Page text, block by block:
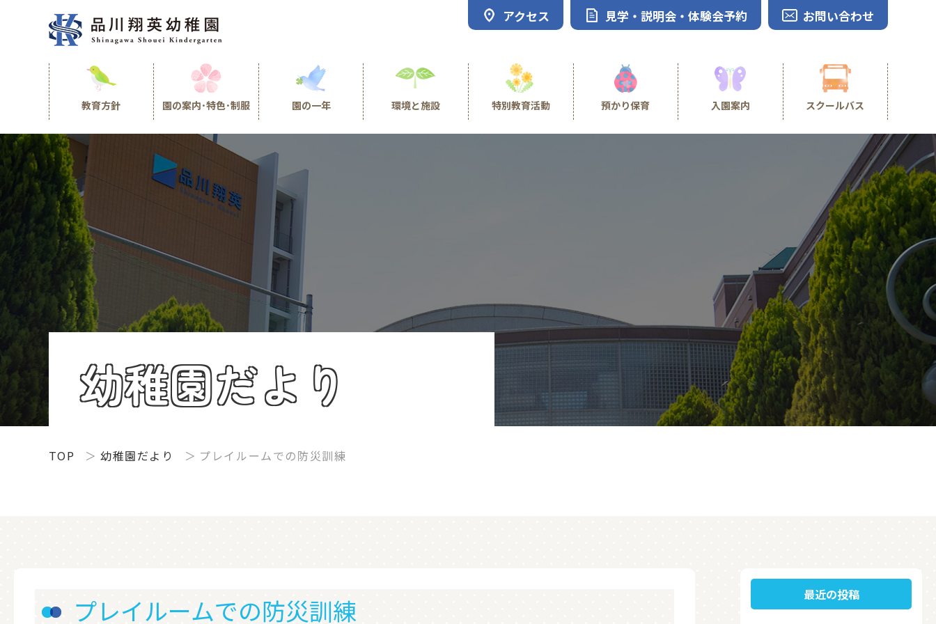
アクセス 見学・説明会・体験会予約 お問い合わせ
教育方針 園の案内･特色･制服 園の一年 環境と施設 特別教育活動 預かり保育 入園案内 スクールバス
幼稚園だより
TOP 幼稚園だより プレイルームでの防災訓練
プレイルームでの防災訓練 最近の投稿